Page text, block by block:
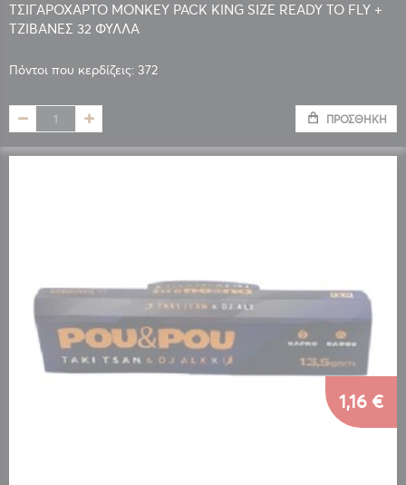
ΤΣΙΓΑΡΟΧΑΡΤΟ MONKEY PACK KING SIZE READY TO FLY +
ΤΖΙΒΑΝΕΣ 32 ΦΥΛΛΑ
Πόντοι που κερδίζεις: 372
ΠΡΟΣΘΉΚΗ
1,16 €